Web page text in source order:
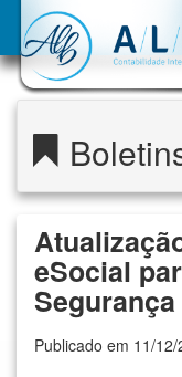
eSocial
Segurança
Publicado em 11/